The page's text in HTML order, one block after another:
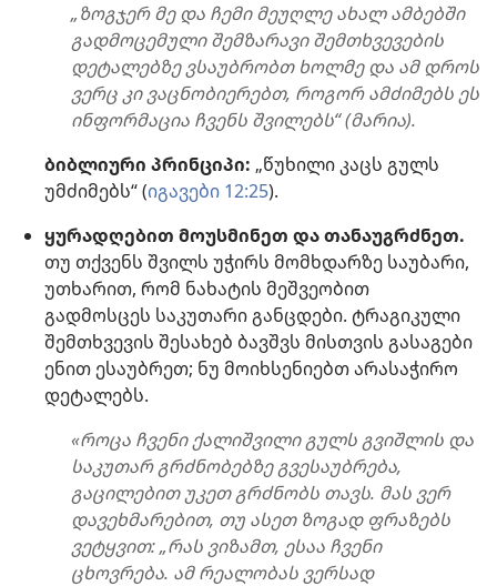
„ზოგჯერ მე და ჩემი მეუღლე ახალ ამბებში
გადმოცემული შემზარავი შემთხვევების
დეტალებზე ვსაუბრობთ ხოლმე და ამ დროს
ვერც კი ვაცნობიერებთ, როგორ ამძიმებს ეს
ინფორმაცია ჩვენს შვილებს“ (მარია).
ბიბლიური პრინციპი: „წუხილი კაცს გულს
უმძიმებს“ (იგავები 12:25).
ყურადღებით მოუსმინეთ და თანაუგრძნეთ.
თუ თქვენს შვილს უჭირს მომხდარზე საუბარი,
უთხარით, რომ ნახატის მეშვეობით
გადმოსცეს საკუთარი განცდები. ტრაგიკული
შემთხვევის შესახებ ბავშვს მისთვის გასაგები
ენით ესაუბრეთ; ნუ მოიხსენიებთ არასაჭირო
დეტალებს.
«როცა ჩვენი ქალიშვილი გულს გვიშლის და
საკუთარ გრძნობებზე გვესაუბრება,
გაცილებით უკეთ გრძნობს თავს. მას ვერ
დავეხმარებით, თუ ასეთ ზოგად ფრაზებს
ვეტყვით: „რას ვიზამთ, ესაა ჩვენი
ცხოვრება. ამ რეალობას ვერსად